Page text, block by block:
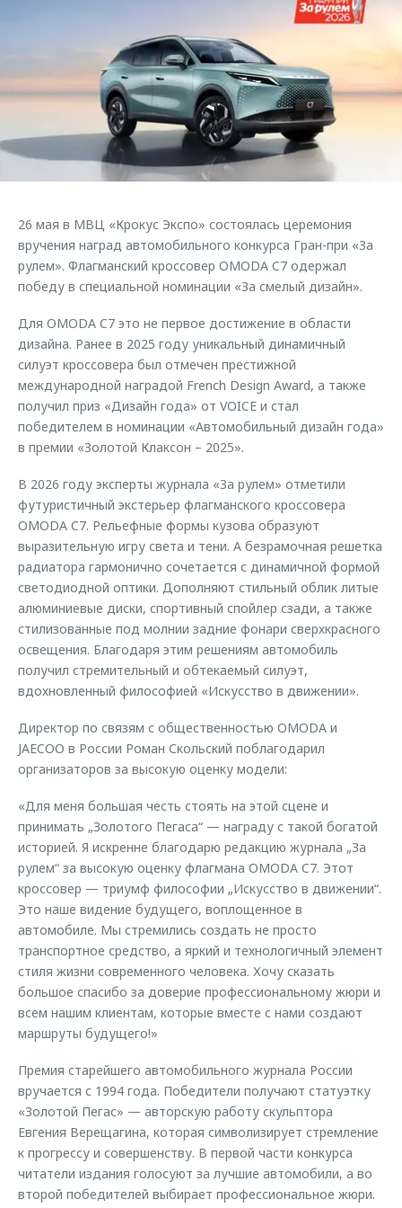
Кредитный калькулятор
Аксессуары
Одежда и сувениры
Оригинальные аксессуары
Запчасти
Калькулятор трейд-ин
Клуб владельцев OMODA
Приложение O&J
Одежда и сувениры
26 мая в МВЦ «Крокус Экспо» состоялась церемония
вручения наград автомобильного конкурса Гран-при «За
рулем». Флагманский кроссовер OMODA C7 одержал
победу в специальной номинации «За смелый дизайн».
Для OMODA C7 это не первое достижение в области
дизайна. Ранее в 2025 году уникальный динамичный
силуэт кроссовера был отмечен престижной
международной наградой French Design Award, а также
получил приз «Дизайн года» от VOICE и стал
победителем в номинации «Автомобильный дизайн года»
в премии «Золотой Клаксон – 2025».
В 2026 году эксперты журнала «За рулем» отметили
футуристичный экстерьер флагманского кроссовера
OMODA C7. Рельефные формы кузова образуют
выразительную игру света и тени. А безрамочная решетка
радиатора гармонично сочетается с динамичной формой
светодиодной оптики. Дополняют стильный облик литые
алюминиевые диски, спортивный спойлер сзади, а также
стилизованные под молнии задние фонари сверхкрасного
освещения. Благодаря этим решениям автомобиль
получил стремительный и обтекаемый силуэт,
вдохновленный философией «Искусство в движении».
Директор по связям с общественностью OMODA и
JAECOO в России Роман Скольский поблагодарил
организаторов за высокую оценку модели:
«Для меня большая честь стоять на этой сцене и
принимать „Золотого Пегаса“ — награду с такой богатой
историей. Я искренне благодарю редакцию журнала „За
рулем“ за высокую оценку флагмана OMODA C7. Этот
кроссовер — триумф философии „Искусство в движении“.
Это наше видение будущего, воплощенное в
автомобиле. Мы стремились создать не просто
транспортное средство, а яркий и технологичный элемент
стиля жизни современного человека. Хочу сказать
большое спасибо за доверие профессиональному жюри и
всем нашим клиентам, которые вместе с нами создают
маршруты будущего!»
Премия старейшего автомобильного журнала России
вручается с 1994 года. Победители получают статуэтку
«Золотой Пегас» — авторскую работу скульптора
Евгения Верещагина, которая символизирует стремление
к прогрессу и совершенству. В первой части конкурса
читатели издания голосуют за лучшие автомобили, а во
второй победителей выбирает профессиональное жюри.